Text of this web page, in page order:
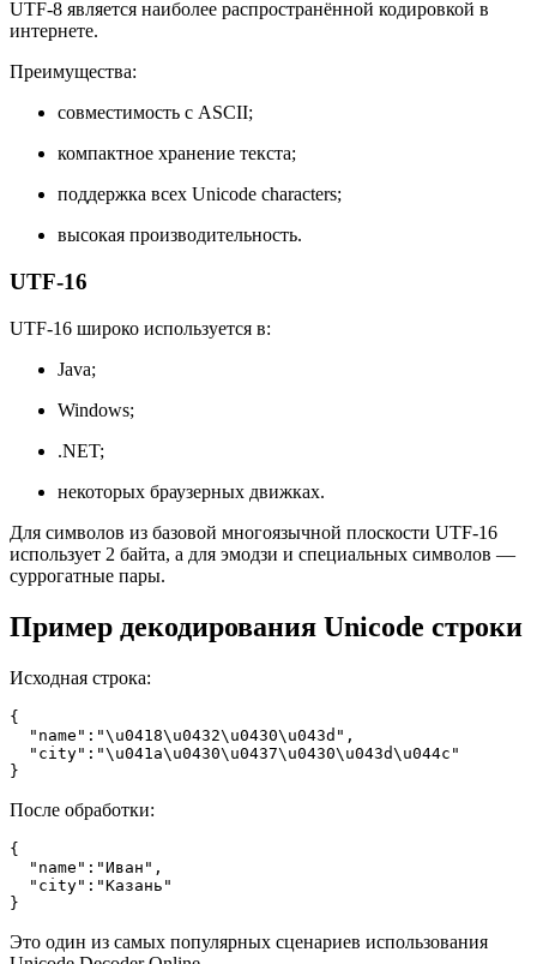
UTF-8 является наиболее распространённой кодировкой в
интернете.
Преимущества:
совместимость с ASCII;
компактное хранение текста;
поддержка всех Unicode characters;
высокая производительность.
UTF-16
UTF-16 широко используется в:
Java;
Windows;
.NET;
некоторых браузерных движках.
Для символов из базовой многоязычной плоскости UTF-16
использует 2 байта, а для эмодзи и специальных символов —
суррогатные пары.
Пример декодирования Unicode строки
Исходная строка:
{
  "name":"\u0418\u0432\u0430\u043d",
  "city":"\u041a\u0430\u0437\u0430\u043d\u044c"
}
После обработки:
{
  "name":"Иван",
  "city":"Казань"
}
Это один из самых популярных сценариев использования